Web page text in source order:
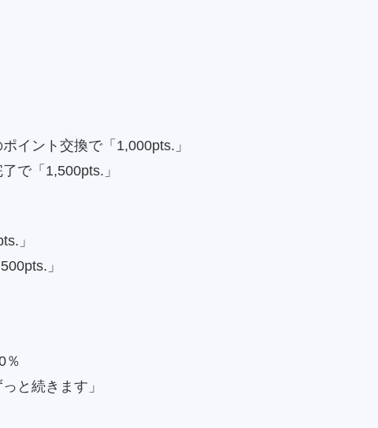
ント交換で「1,000pts.」
で「1,500pts.」
」
」
％
続きます」